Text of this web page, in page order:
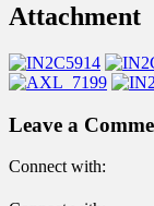
Attachment
Leave a
Connect with: